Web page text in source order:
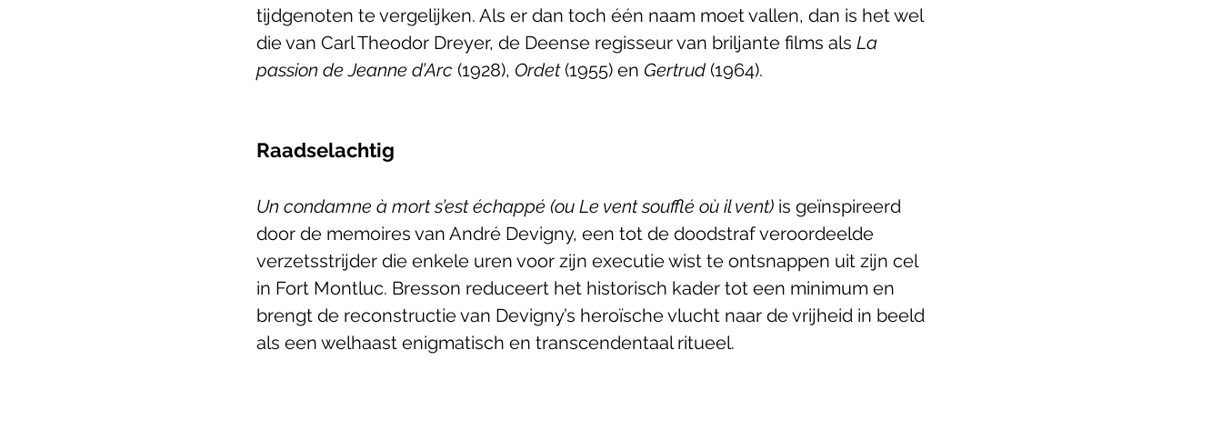
tijdgenoten te vergelijken. Als er dan toch één naam moet vallen, dan is het wel
die van Carl Theodor Dreyer, de Deense regisseur van briljante films als La
passion de Jeanne d’Arc (1928), Ordet (1955) en Gertrud (1964).
Raadselachtig
Un condamne à mort s’est échappé (ou Le vent soufflé où il vent) is geïnspireerd
door de memoires van André Devigny, een tot de doodstraf veroordeelde
verzetsstrijder die enkele uren voor zijn executie wist te ontsnappen uit zijn cel
in Fort Montluc. Bresson reduceert het historisch kader tot een minimum en
brengt de reconstructie van Devigny’s heroïsche vlucht naar de vrijheid in beeld
als een welhaast enigmatisch en transcendentaal ritueel.